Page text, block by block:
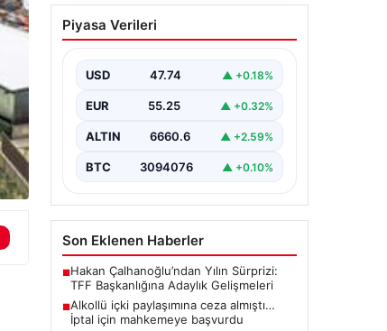
Alkollü içki paylaşımına
ceza almıştı… İptal için
Piyasa Verileri
USD 47.74 ▲ +0.18%
EUR 55.25 ▲ +0.32%
ALTIN 6660.6 ▲ +2.59%
BTC 3094076 ▲ +0.10%
Son Eklenen Haberler
■Hakan Çalhanoğlu’ndan Yılın Sürprizi:
TFF Başkanlığına Adaylık Gelişmeleri
■Alkollü içki paylaşımına ceza almıştı…
İptal için mahkemeye başvurdu